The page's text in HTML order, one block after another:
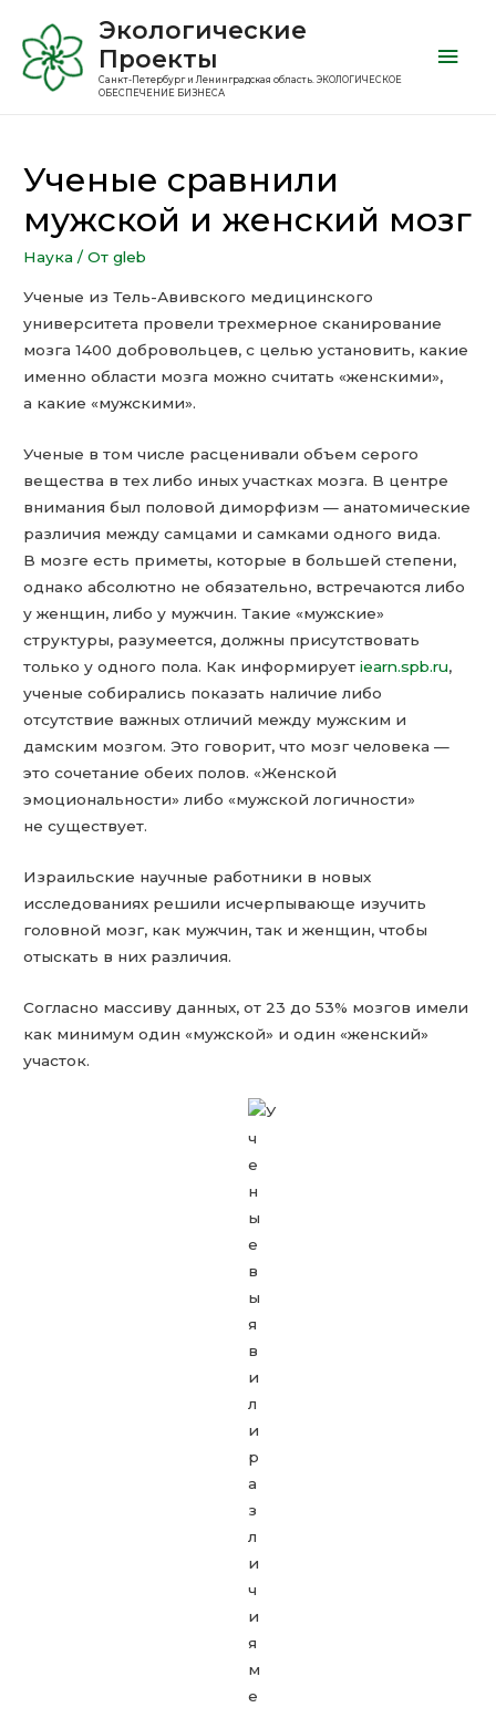
Экологические
Проекты
Санкт-Петербург и Ленинградская область. ЭКОЛОГИЧЕСКОЕ
ОБЕСПЕЧЕНИЕ БИЗНЕСА
Ученые сравнили
мужской и женский мозг
Наука / От gleb
Ученые из Тель-Авивского медицинского
университета провели трехмерное сканирование
мозга 1400 добровольцев, с целью установить, какие
именно области мозга можно считать «женскими»,
а какие «мужскими».
Ученые в том числе расценивали объем серого
вещества в тех либо иных участках мозга. В центре
внимания был половой диморфизм — анатомические
различия между самцами и самками одного вида.
В мозге есть приметы, которые в большей степени,
однако абсолютно не обязательно, встречаются либо
у женщин, либо у мужчин. Такие «мужские»
структуры, разумеется, должны присутствовать
только у одного пола. Как информируетiearn.spb.ru,
ученые собирались показать наличие либо
отсутствие важных отличий между мужским и
дамским мозгом. Это говорит, что мозг человека —
это сочетание обеих полов. «Женской
эмоциональности» либо «мужской логичности»
не существует.
Израильские научные работники в новых
исследованиях решили исчерпывающе изучить
головной мозг, как мужчин, так и женщин, чтобы
отыскать в них различия.
Согласно массиву данных, от 23 до 53% мозгов имели
как минимум один «мужской» и один «женский»
участок.